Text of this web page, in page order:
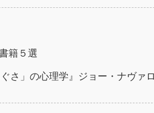
籍５選
さ」の心理学』ジョー・ナヴァ